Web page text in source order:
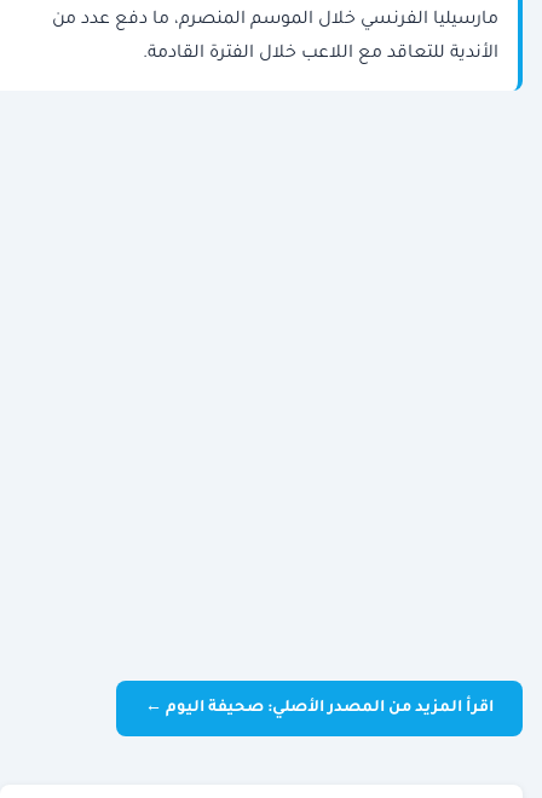
مارسيليا الفرنسي خلال الموسم المنصرم، ما دفع عدد من
الأندية للتعاقد مع اللاعب خلال الفترة القادمة.
اقرأ المزيد من المصدر الأصلي: صحيفة اليوم ←